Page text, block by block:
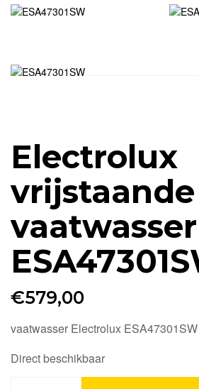
Electrolux
vrijstaande
vaatwasser
€579,00
vaatwasser Electrolux
Direct beschikbaar